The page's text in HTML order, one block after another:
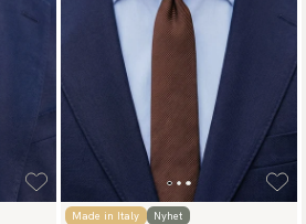
Made in Italy Nyhet